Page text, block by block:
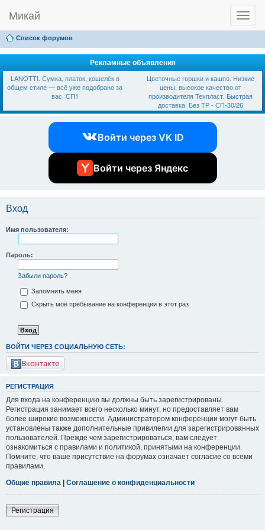
T
o
g
l
n
a
i
g
Микай
Ссылки Вход
Список форумов
Рекламные объявления
LANOTTI. Сумка, платок, кошелёк в
общем стиле — всё уже подобрано за
вас. СП1
Цветочные горшки и кашпо. Низкие
цены, высокое качество от
производителя Техпласт. Быстрая
доставка. Без ТР - СП-30/26
Войти через VK ID
Войти через Яндекс
Вход
Имя пользователя:
Пароль:
Забыли пароль?
Запомнить меня
Скрыть моё пребывание на конференции в этот раз
ВОЙТИ ЧЕРЕЗ СОЦИАЛЬНУЮ СЕТЬ:
Вконтакте
РЕГИСТРАЦИЯ
Для входа на конференцию вы должны быть зарегистрированы.
Регистрация занимает всего несколько минут, но предоставляет вам
более широкие возможности. Администратором конференции могут быть
установлены также дополнительные привилегии для зарегистрированных
пользователей. Прежде чем зарегистрироваться, вам следует
ознакомиться с правилами и политикой, принятыми на конференции.
Помните, что ваше присутствие на форумах означает согласие со всеми
правилами.
Общие правила
Соглашение о конфиденциальности
Регистрация